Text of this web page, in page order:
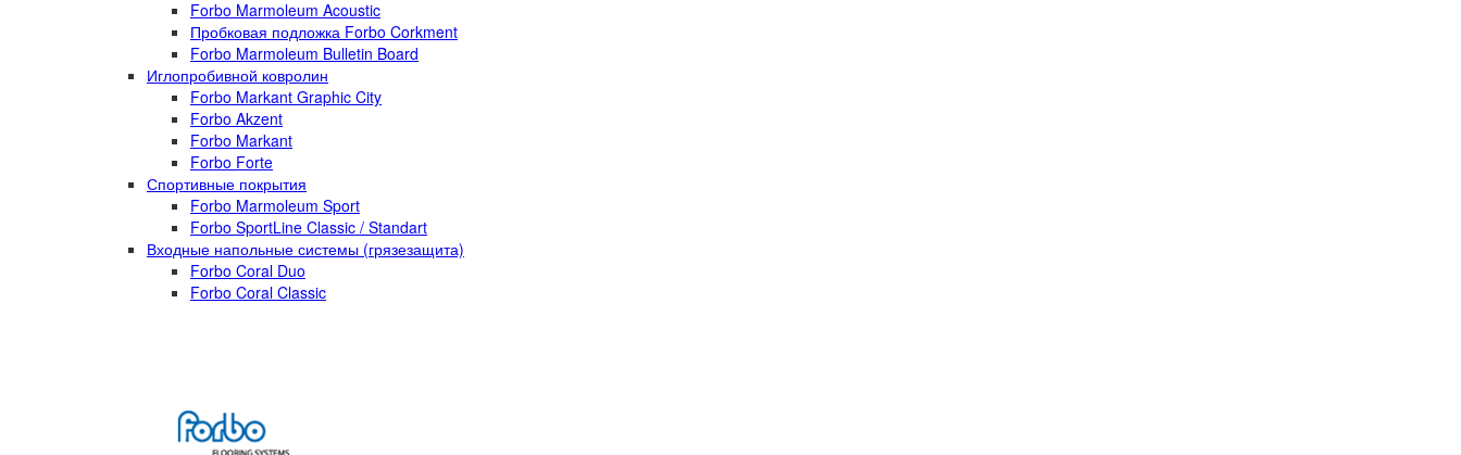
Forbo Marmoleum Acoustic
Пробковая подложка Forbo Corkment
Forbo Marmoleum Bulletin Board
Иглопробивной ковролин
Forbo Markant Graphic City
Forbo Akzent
Forbo Markant
Forbo Forte
Спортивные покрытия
Forbo Marmoleum Sport
Forbo SportLine Classic / Standart
Входные напольные системы (грязезащита)
Forbo Coral Duo
Forbo Coral Classic